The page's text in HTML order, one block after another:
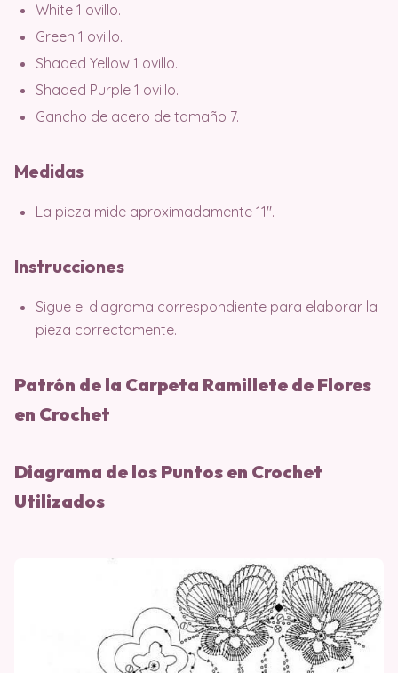
White 1 ovillo.
Green 1 ovillo.
Shaded Yellow 1 ovillo.
Shaded Purple 1 ovillo.
Gancho de acero de tamaño 7.
Medidas
La pieza mide aproximadamente 11″.
Instrucciones
Sigue el diagrama correspondiente para elaborar la
pieza correctamente.
Patrón de la Carpeta Ramillete de Flores
en Crochet
Diagrama de los Puntos en Crochet
Utilizados